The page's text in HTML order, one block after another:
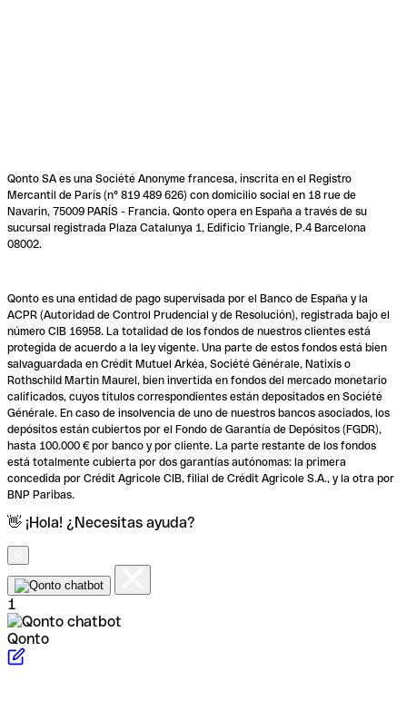
Qonto SA es una Société Anonyme francesa, inscrita en el Registro
Mercantil de París (n° 819 489 626) con domicilio social en 18 rue de
Navarin, 75009 PARÍS - Francia. Qonto opera en España a través de su
sucursal registrada Plaza Catalunya 1, Edificio Triangle, P.4 Barcelona
08002.
Qonto es una entidad de pago supervisada por el Banco de España y la
ACPR (Autoridad de Control Prudencial y de Resolución), registrada bajo el
número CIB 16958. La totalidad de los fondos de nuestros clientes está
protegida de acuerdo a la ley vigente. Una parte de estos fondos está bien
salvaguardada en Crédit Mutuel Arkéa, Société Générale, Natixis o
Rothschild Martin Maurel, bien invertida en fondos del mercado monetario
calificados, cuyos títulos correspondientes están depositados en Société
Générale. En caso de insolvencia de uno de nuestros bancos asociados, los
depósitos están cubiertos por el Fondo de Garantía de Depósitos (FGDR),
hasta 100.000 € por banco y por cliente. La parte restante de los fondos
está totalmente cubierta por dos garantías autónomas: la primera
concedida por Crédit Agricole CIB, filial de Crédit Agricole S.A., y la otra por
BNP Paribas.
👋 ¡Hola! ¿Necesitas ayuda?
1
Qonto